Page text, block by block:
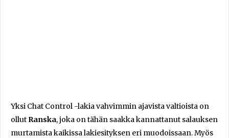
Yksi Chat Control -lakia vahvimmin ajavista valtioista on
ollut Ranska, joka on tähän saakka kannattanut salauksen
murtamista kaikissa lakiesityksen eri muodoissaan. Myös